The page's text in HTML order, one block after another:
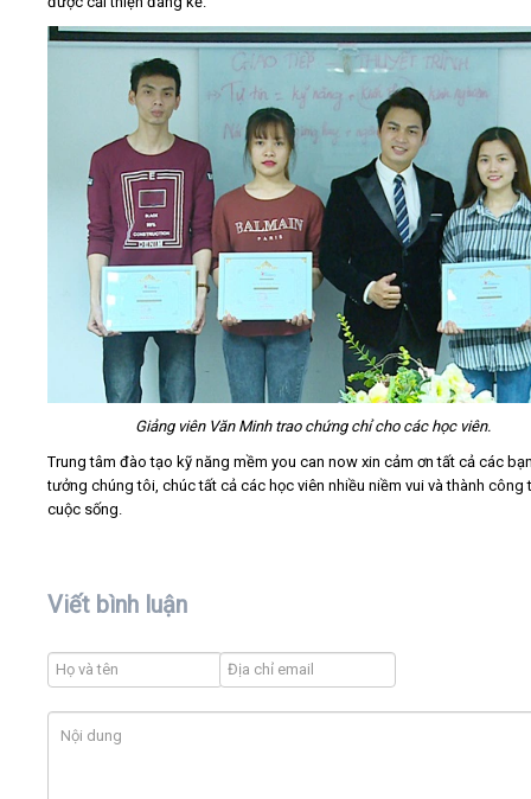
Giảng viên Văn Minh trao chứng chỉ cho các học viên.
Trung tâm đào tạo kỹ năng mềm you can now xin cảm ơn tất cả các
tưởng chúng tôi, chúc tất cả các học viên nhiều niềm vui và thành công
cuộc sống.
Viết bình luận